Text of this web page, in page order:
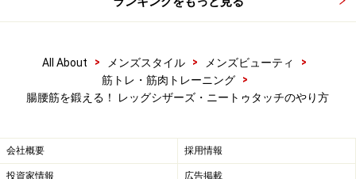
3．ゆっくりと左右の足を入れ替える。床に足をつけな
「レッグシザーズ」のポイント
All About > メンズスタイル > メンズビューティ
>
筋トレ・筋肉トレーニング
>
腸腰筋を鍛える！ レッグシザーズ・ニートゥタッチのやり方
会社概要 採用情報
投資家情報 広告掲載